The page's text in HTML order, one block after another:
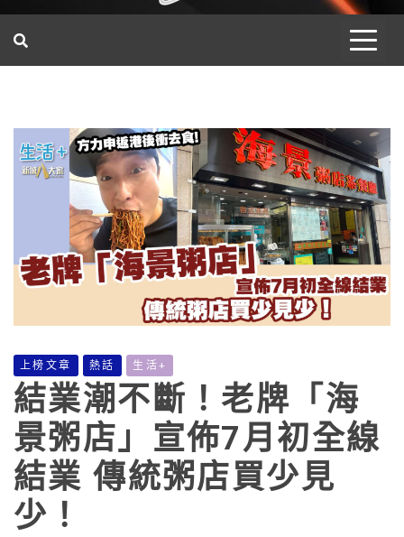
上榜文章 熱話 生活+
結業潮不斷！老牌「海
景粥店」宣佈7月初全線
結業 傳統粥店買少見
少！